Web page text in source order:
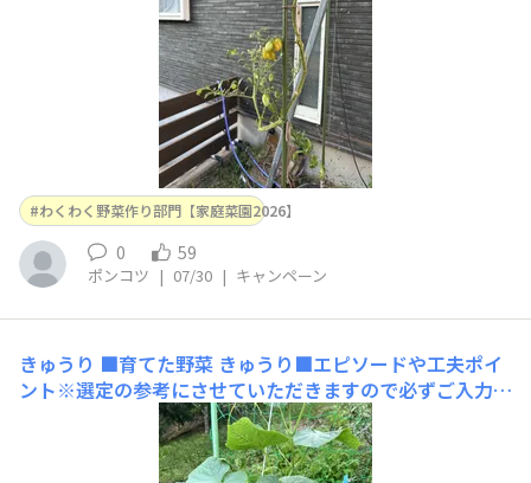
わくわく野菜作り部門【家庭菜園2026】
0 59
ポンコツ | 07/30 | キャンペーン
きゅうり ■育てた野菜 きゅうり■エピソードや工夫ポイ
ント※選定の参考にさせていただきますので必ずご入力く
ださい いい感じに大きくなって来ました💕■使用した商
品名（商品タグでどの商品かわからない場合はこちらに商
品名を入力してください）